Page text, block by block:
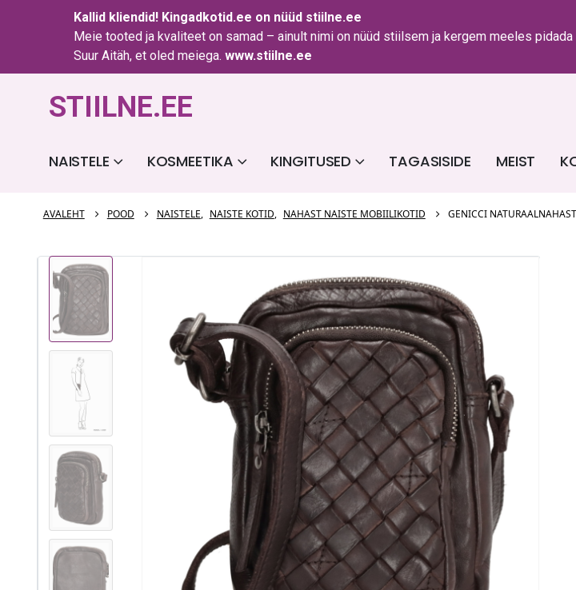
Kallid kliendid! Kingadkotid.ee on nüüd stiilne.ee
Meie tooted ja kvaliteet on samad – ainult nimi on nüüd stiilsem ja kergem meeles pidada
Suur Aitäh, et oled meiega. www.stiilne.ee
STIILNE.EE
NAISTELE KOSMEETIKA KINGITUSED TAGASISIDE MEIST
AVALEHT POOD NAISTELE, NAISTE KOTID, NAHAST NAISTE MOBIILIKOTID GENICCI